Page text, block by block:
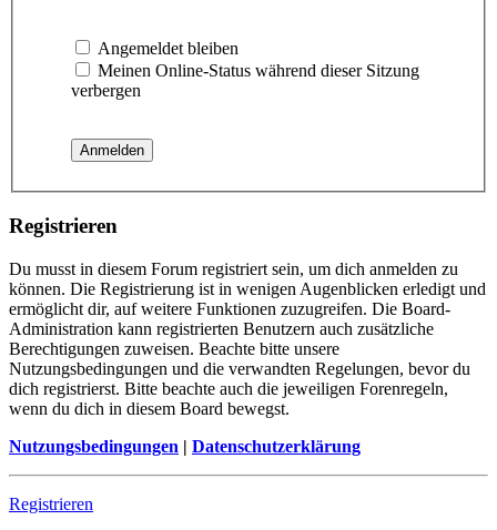
Angemeldet bleiben
Meinen Online-Status während dieser Sitzung
verbergen
Registrieren
Du musst in diesem Forum registriert sein, um dich anmelden zu
können. Die Registrierung ist in wenigen Augenblicken erledigt und
ermöglicht dir, auf weitere Funktionen zuzugreifen. Die Board-
Administration kann registrierten Benutzern auch zusätzliche
Berechtigungen zuweisen. Beachte bitte unsere
Nutzungsbedingungen und die verwandten Regelungen, bevor du
dich registrierst. Bitte beachte auch die jeweiligen Forenregeln,
wenn du dich in diesem Board bewegst.
Nutzungsbedingungen | Datenschutzerklärung
Registrieren